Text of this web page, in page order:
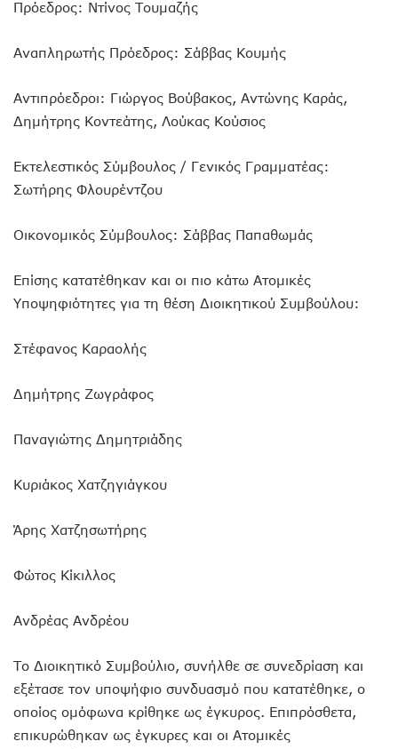
Πρόεδρος: Ντίνος Τουμαζής
Αναπληρωτής Πρόεδρος: Σάββας Κουμής
Αντιπρόεδροι: Γιώργος Βούβακος, Αντώνης Καράς,
Δημήτρης Κοντεάτης, Λούκας Κούσιος
Εκτελεστικός Σύμβουλος / Γενικός Γραμματέας:
Σωτήρης Φλουρέντζου
Οικονομικός Σύμβουλος: Σάββας Παπαθωμάς
Επίσης κατατέθηκαν και οι πιο κάτω Ατομικές
Υποψηφιότητες για τη θέση Διοικητικού Συμβούλου:
Στέφανος Καραολής
Δημήτρης Ζωγράφος
Παναγιώτης Δημητριάδης
Κυριάκος Χατζηγιάγκου
Άρης Χατζησωτήρης
Φώτος Κίκιλλος
Ανδρέας Ανδρέου
Το Διοικητικό Συμβούλιο, συνήλθε σε συνεδρίαση και
εξέτασε τον υποψήφιο συνδυασμό που κατατέθηκε, ο
οποίος ομόφωνα κρίθηκε ως έγκυρος. Επιπρόσθετα,
επικυρώθηκαν ως έγκυρες και οι Ατομικές